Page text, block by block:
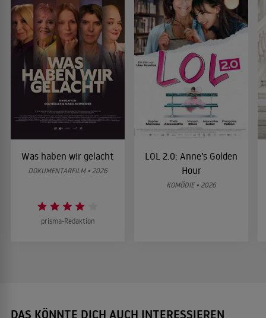
Was haben wir gelacht
DOKUMENTARFILM • 2026
prisma-Redaktion
LOL 2.0: Anne’s Golden
Hour
KOMÖDIE • 2026
DAS KÖNNTE DICH AUCH INTERESSIEREN